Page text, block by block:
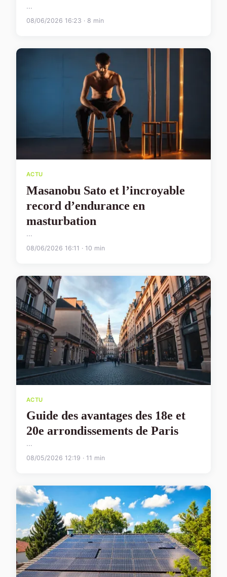
...
08/06/2026 16:23 · 8 min
ACTU
Masanobu Sato et l’incroyable
record d’endurance en
masturbation
...
08/06/2026 16:11 · 10 min
ACTU
Guide des avantages des 18e et
20e arrondissements de Paris
...
08/05/2026 12:19 · 11 min